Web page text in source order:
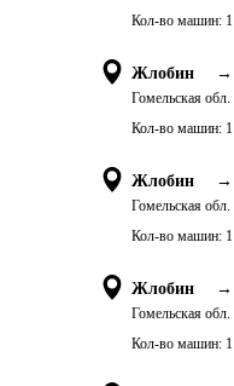
Кол-во машин: 1
Жлобин →
Гомельская обл.
Кол-во машин: 1
Жлобин →
Гомельская обл.
Кол-во машин: 1
Жлобин →
Гомельская обл.
Кол-во машин: 1